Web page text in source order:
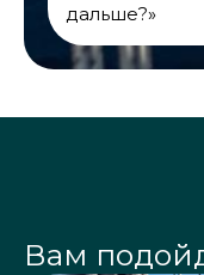
дальше?»
Вам